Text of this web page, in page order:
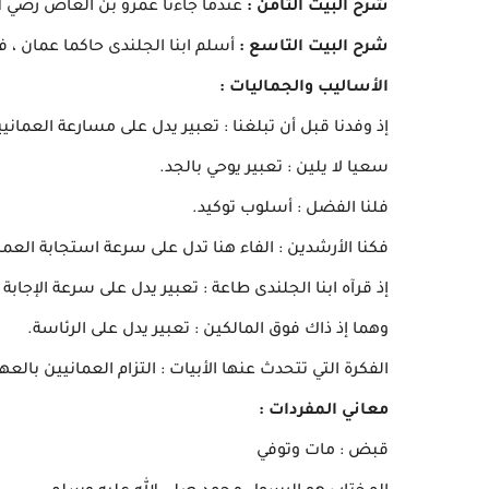
شرح البيت الثامن : عندما جاءنا عمرو بن العاص رضي
شرح البيت التاسع : أسلم ابنا الجلندى حاكما عمان
الأساليب والجماليات :
إذ وفدنا قبل أن تبلغنا : تعبير يدل على مسارعة
سعيا لا يلين : تعبير يوحي بالجد.
فلنا الفضل : أسلوب توكيد.
فكنا الأرشدين : الفاء هنا تدل على سرعة استجابة
إذ قرآه ابنا الجلندى طاعة : تعبير يدل على سرعة الإجابة
وهما إذ ذاك فوق المالكين : تعبير يدل على الرئاسة.
الفكرة التي تتحدث عنها الأبيات : التزام العمانيين
معاني المفردات :
قبض : مات وتوفي